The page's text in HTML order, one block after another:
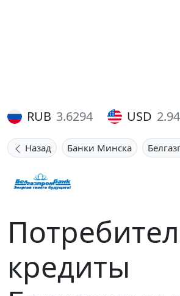
RUB 3.6294 USD
Назад Банки Минска
кредиты